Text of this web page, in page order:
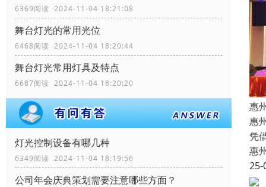
6369阅读 2024-11-04 18:21:08
舞台灯光的常用光位
6468阅读 2024-11-04 18:20:44
舞台灯光常用灯具及特点
6687阅读 2024-11-04 18:20:20
灯光控制设备有哪几种
6349阅读 2024-11-04 18:19:56
公司年会庆典策划需要注意哪些方面？
惠
惠
凭
惠
25-